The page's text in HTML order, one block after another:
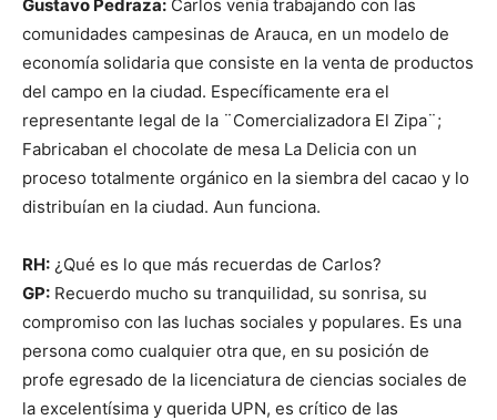
Gustavo Pedraza: Carlos venía trabajando con las
comunidades campesinas de Arauca, en un modelo de
economía solidaria que consiste en la venta de productos
del campo en la ciudad. Específicamente era el
representante legal de la ¨Comercializadora El Zipa¨;
Fabricaban el chocolate de mesa La Delicia con un
proceso totalmente orgánico en la siembra del cacao y lo
distribuían en la ciudad. Aun funciona.
RH: ¿Qué es lo que más recuerdas de Carlos?
GP: Recuerdo mucho su tranquilidad, su sonrisa, su
compromiso con las luchas sociales y populares. Es una
persona como cualquier otra que, en su posición de
profe egresado de la licenciatura de ciencias sociales de
la excelentísima y querida UPN, es crítico de las